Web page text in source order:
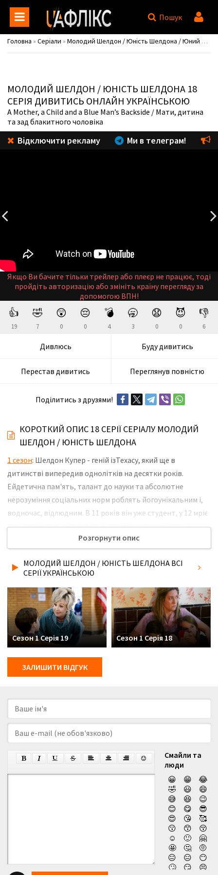
Пошук
Головна » Серіали » Молодий Шелдон / Юність Шелдона / Юний Шелдон / Young Sheldon
МОЛОДИЙ ШЕЛДОН / ЮНІСТЬ ШЕЛДОНА 18
СЕРІЯ ДИВИТИСЬ ОНЛАЙН УКРАЇНСЬКОЮ
A Mother, a Child and a Blue Man’s Backside / Мати, дитина
та зад блакитного чоловіка
Відключити рекламу Ми в телеграм!
Якщо Ви бачите тільки трейлер або плеєр не працює, тоді
пройдіть авторизацію або змініть країну перегляду за
допомогою ВПН!
👍
19
🤣
7
😲
0
😔
0
💣
4
🥱
3
😧
0
😈
0
👎
6
Дивлюсь Буду дивитись
Перестав дивитись Переглянув повністю
Поділитись з друзями!
КОРОТКИЙ ОПИС 18 СЕРІЇ СЕРІАЛУ МОЛОДИЙ
ШЕЛДОН / ЮНІСТЬ ШЕЛДОНА
1 сезон: Шелдон Купер - геній ізТехасу, який ще в
дитинстві випередив однолітків на десятки років.
Ейдетична пам'ять, талант до науки та абсолютне
нерозуміння соціальних норм роблять йогоунікальним і,
водночас, відлюдним. В 11 років він уже студент, у 12 мріє
про титанову центрифугу, а вдома експериментує з
радіацією. Але геніальність - цеще не все. Щоб вижити в
зрозуміти їхні мотиви та навчитися адаптуватися до
реальності, яка часто непіддається логічним законам. Не
забудьте розповісти друзям, де Ви дивились нову 18 серію
серіалу Молодий Шелдон / Юність Шелдона українською
мовою, у хорошій hd якості та з українськими субтитрами!
Розгорнути опис
МОЛОДИЙ ШЕЛДОН / ЮНІСТЬ ШЕЛДОНА ВСІ
СЕРІЇ УКРАЇНСЬКОЮ
Сезон 1 Серія 19 Сезон 1 Серія 18
ЗАЛИШИТИ ВІДГУК
Смайли та
люди
😀
😁
😂
🤣
😃
😄
😅
😆
😉
😊
😋
😎
😍
😘
🥰
😗
😙
😚
☺️
🙂
🤗
🤩
🤔
🤨
😐
😑
😶
🙄
😏
😣